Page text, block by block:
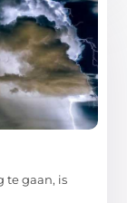
te gaan, is